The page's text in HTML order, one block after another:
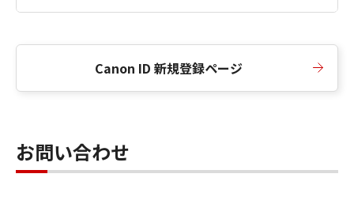
Canon ID 新規登録ページ
お問い合わせ